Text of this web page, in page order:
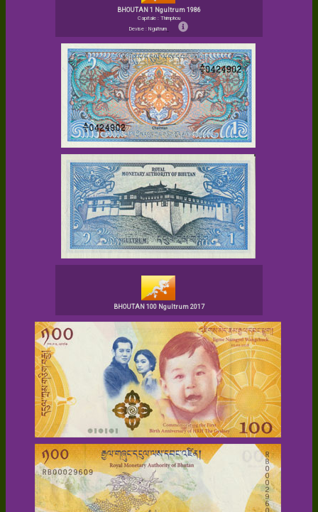
BHOUTAN 1 Ngultrum 1986
Capitale : Thimphou
Devise : Ngultrum
BHOUTAN 100 Ngultrum 2017